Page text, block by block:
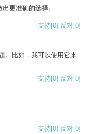
更准确的选择。
支持[0] 反对[0]
。比如，我可以使用它来
支持[0] 反对[0]
支持[0] 反对[0]